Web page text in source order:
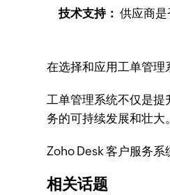
技术支持： 供应商
在选择和应用工单管理
工单管理系统不仅是
务的可持续发展和壮大。
Zoho Desk 客户服务
相关话题